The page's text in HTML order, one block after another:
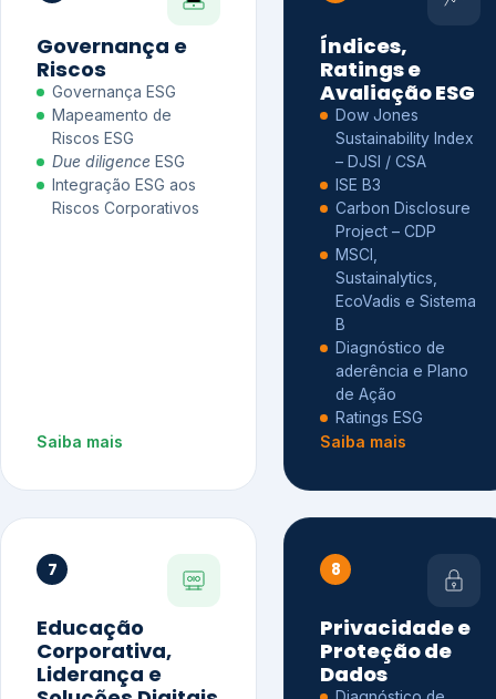
Governança e
Riscos
Governança ESG
Mapeamento de
Riscos ESG
Due diligence ESG
Integração ESG aos
Riscos Corporativos
Saiba mais
Índices,
Ratings e
Avaliação ESG
Dow Jones
Sustainability Index
– DJSI / CSA
ISE B3
Carbon Disclosure
Project – CDP
MSCI,
Sustainalytics,
EcoVadis e Sistema
B
Diagnóstico de
aderência e Plano
de Ação
Ratings ESG
Saiba mais
7
Educação
Corporativa,
Liderança e
8
Privacidade e
Proteção de
Dados